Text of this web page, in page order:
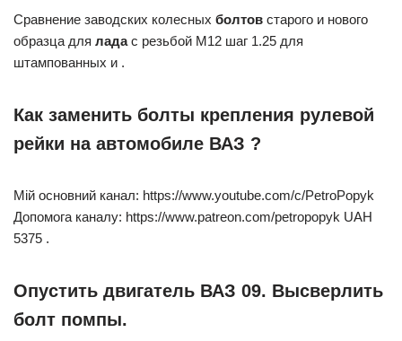
Сравнение заводских колесных болтов старого и нового
образца для ладас резьбой M12 шаг 1.25 для
штампованных и .
Как заменить болты крепления рулевой
рейки на автомобиле ВАЗ ?
Мій основний канал: https://www.youtube.com/c/PetroPopyk
Допомога каналу: https://www.patreon.com/petropopyk UAH
5375 .
Опустить двигатель ВАЗ 09. Высверлить
болт помпы.